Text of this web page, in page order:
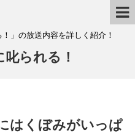
」の放送内容を詳しく紹介！
られる！
はくぼみがいっぱ